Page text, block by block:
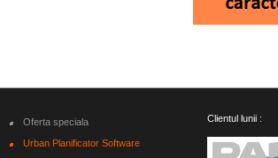
Oferta speciala
Urban Planificator Software
Clientul lunii :